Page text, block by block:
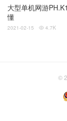
大型单机网游
懂
2021-02-15  4.7K
©